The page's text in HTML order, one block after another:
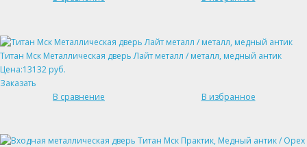
Титан Мск Металлическая дверь Лайт металл / металл, медный антик
Цена:13132 руб.
Заказать
В сравнение
В избранное